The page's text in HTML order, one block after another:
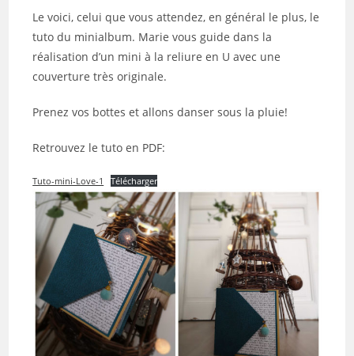
publication :
Le voici, celui que vous attendez, en général le plus, le
tuto du minialbum. Marie vous guide dans la
réalisation d’un mini à la reliure en U avec une
couverture très originale.
Prenez vos bottes et allons danser sous la pluie!
Retrouvez le tuto en PDF:
Tuto-mini-Love-1 Télécharger